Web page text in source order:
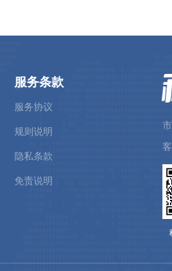
服务条款
服务协议
规则说明
隐私条款
免责说明